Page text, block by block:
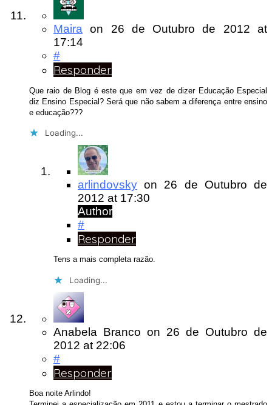
Maira on 26 de Outubro de 2012at
17:14
#
Responder
Que raio de Blog é este que em vez de dizer Educação Especial
diz Ensino Especial? Será que não sabem a diferença entre ensino
e educação???
Loading...
arlindovsky on 26 de Outubro de
2012 at 17:30
Author
#
Responder
Tens a mais completa razão.
Loading...
Anabela Branco on 26 de Outubro de
2012 at 22:06
#
Responder
Boa noite Arlindo!